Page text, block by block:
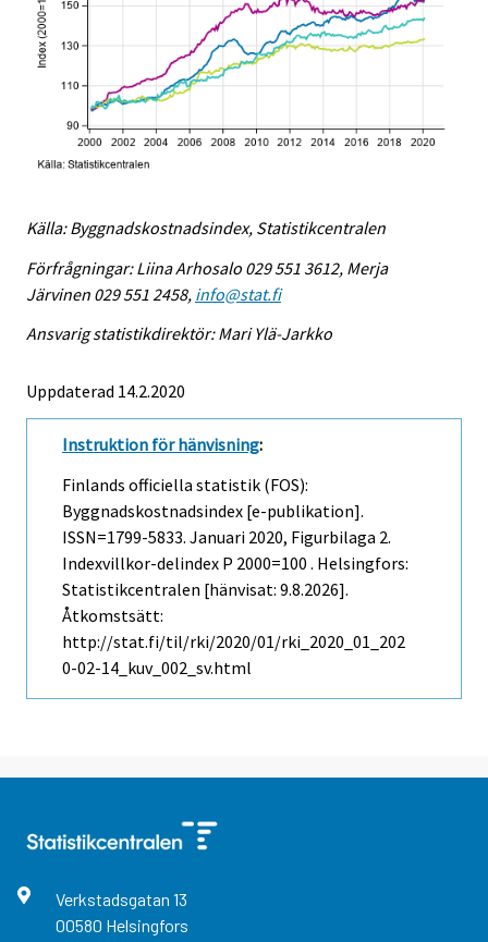
Källa: Byggnadskostnadsindex, Statistikcentralen
Förfrågningar: Liina Arhosalo 029 551 3612, Merja
Järvinen 029 551 2458, info@stat.fi
Ansvarig statistikdirektör: Mari Ylä-Jarkko
Uppdaterad 14.2.2020
Instruktion för hänvisning:
Finlands officiella statistik (FOS):
Byggnadskostnadsindex [e-publikation].
ISSN=1799-5833. Januari 2020, Figurbilaga 2.
Indexvillkor-delindex P 2000=100 . Helsingfors:
Statistikcentralen [hänvisat: 9.8.2026].
Åtkomstsätt:
http://stat.fi/til/rki/2020/01/rki_2020_01_202
0-02-14_kuv_002_sv.html
Verkstadsgatan 13
00580 Helsingfors